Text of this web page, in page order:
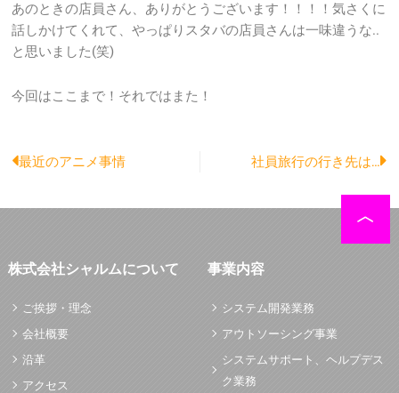
あのときの店員さん、ありがとうございます！！！！気さくに
話しかけてくれて、やっぱりスタバの店員さんは一味違うな..
と思いました(笑)
今回はここまで！それではまた！
Prev
最近のアニメ事情 社員旅行の行き先は…
株式会社シャルムについて
ご挨拶・理念
会社概要
沿革
アクセス
事業内容
システム開発業務
アウトソーシング事業
システムサポート、ヘルプデス
ク業務